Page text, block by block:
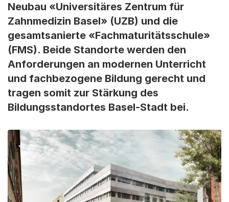
Neubau «Universitäres Zentrum für
Zahnmedizin Basel» (UZB) und die
gesamtsanierte «Fachmaturitätsschule»
(FMS). Beide Standorte werden den
Anforderungen an modernen Unterricht
und fachbezogene Bildung gerecht und
tragen somit zur Stärkung des
Bildungsstandortes Basel-Stadt bei.